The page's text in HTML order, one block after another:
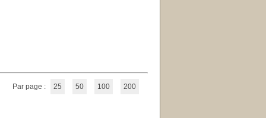
Par page : 25 50 100 200